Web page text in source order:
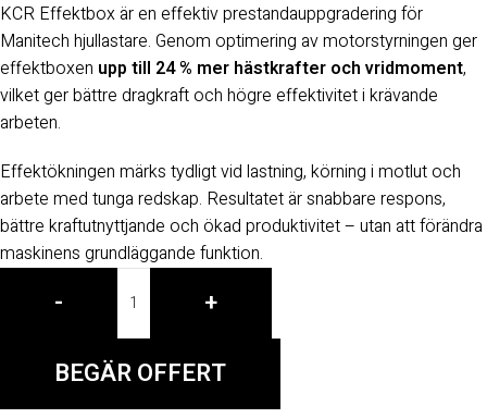
KCR Effektbox är en effektiv prestandauppgradering för
Manitech hjullastare. Genom optimering av motorstyrningen ger
effektboxen upp till 24 % mer hästkrafter och vridmoment,
vilket ger bättre dragkraft och högre effektivitet i krävande
arbeten.
Effektökningen märks tydligt vid lastning, körning i motlut och
arbete med tunga redskap. Resultatet är snabbare respons,
bättre kraftutnyttjande och ökad produktivitet – utan att förändra
maskinens grundläggande funktion.
- +
BEGÄR OFFERT